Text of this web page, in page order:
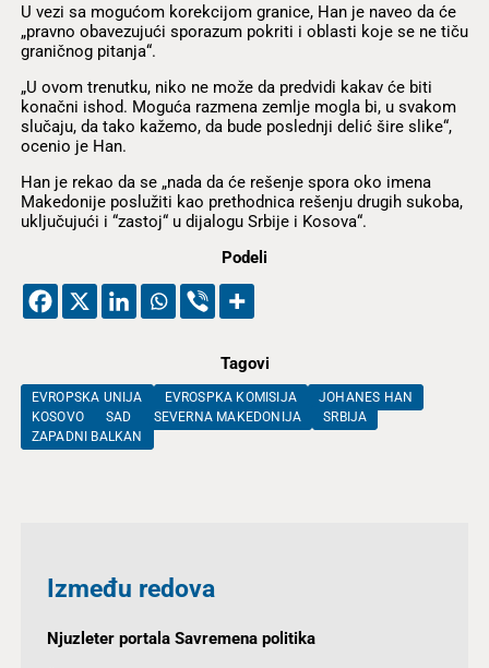
U vezi sa mogućom korekcijom granice, Han je naveo da će
„pravno obavezujući sporazum pokriti i oblasti koje se ne tiču
graničnog pitanja“.
„U ovom trenutku, niko ne može da predvidi kakav će biti
konačni ishod. Moguća razmena zemlje mogla bi, u svakom
slučaju, da tako kažemo, da bude poslednji delić šire slike“,
ocenio je Han.
Han je rekao da se „nada da će rešenje spora oko imena
Makedonije poslužiti kao prethodnica rešenju drugih sukoba,
uključujući i “zastoj“ u dijalogu Srbije i Kosova“.
Podeli
Tagovi
EVROPSKA UNIJA EVROSPKA KOMISIJA
JOHANES HAN
KOSOVO
SAD SEVERNA MAKEDONIJA
SRBIJA
ZAPADNI BALKAN
Između redova
Njuzleter portala Savremena politika